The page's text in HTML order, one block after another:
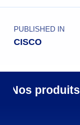
PUBLISHED IN
CISCO
Nos produits